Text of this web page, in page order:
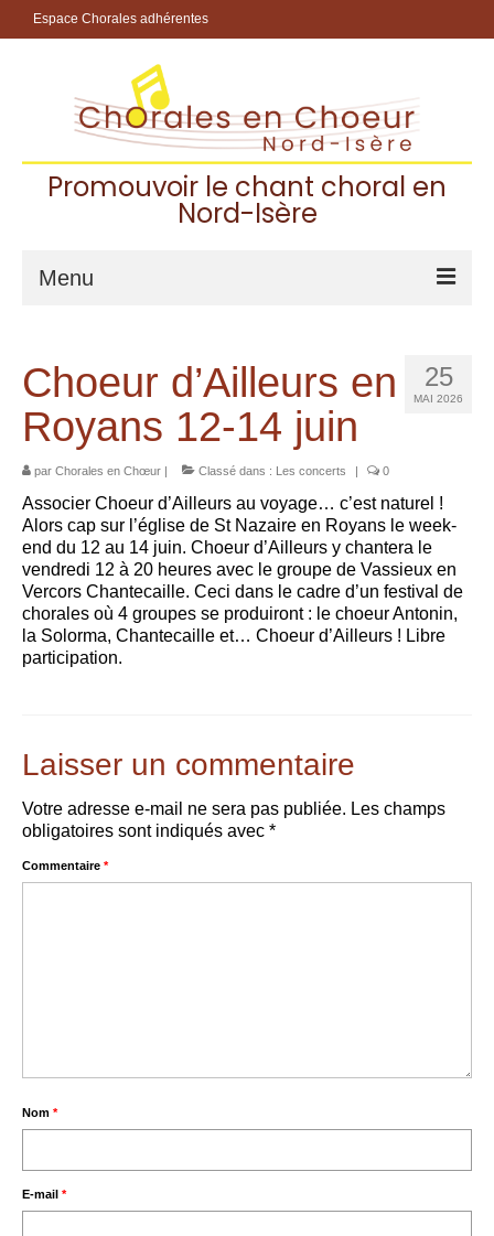
Espace Chorales adhérentes
Promouvoir le chant choral en
Nord-Isère
Menu
Les Chorales Adhérentes
Pourquoi chanter dans une chorale ?
Choisir sa chorale
Les Rencontres Chorales
Les Rencontres Chorales 2027 se préparent !
Les Rencontres depuis 2007
Actualités
25
MAI 2026
Choeur d’Ailleurs en
Royans 12-14 juin
par Chorales en Chœur Classé dans : Les concerts 0
Associer Choeur d’Ailleurs au voyage… c’est naturel !
Alors cap sur l’église de St Nazaire en Royans le week-
end du 12 au 14 juin. Choeur d’Ailleurs y chantera le
vendredi 12 à 20 heures avec le groupe de Vassieux en
Vercors Chantecaille. Ceci dans le cadre d’un festival de
chorales où 4 groupes se produiront : le choeur Antonin,
la Solorma, Chantecaille et… Choeur d’Ailleurs ! Libre
participation.
Laisser un commentaire
Votre adresse e-mail ne sera pas publiée. Les champs
obligatoires sont indiqués avec *
Commentaire *
Nom *
E-mail *